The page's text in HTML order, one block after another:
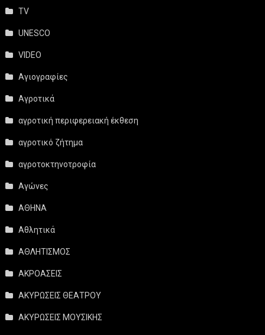
TV
UNESCO
VIDEO
Αγιογραφίες
Αγροτικά
αγροτική περιφερειακή έκθεση
αγροτικό ζήτημα
αγροτοκτηνοτροφία
Αγώνες
ΑΘΗΝΑ
Αθλητικά
ΑΘΛΗΤΙΣΜΟΣ
ΑΚΡΟΑΣΕΙΣ
ΑΚΥΡΩΣΕΙΣ ΘΕΑΤΡΟΥ
ΑΚΥΡΩΣΕΙΣ ΜΟΥΣΙΚΗΣ